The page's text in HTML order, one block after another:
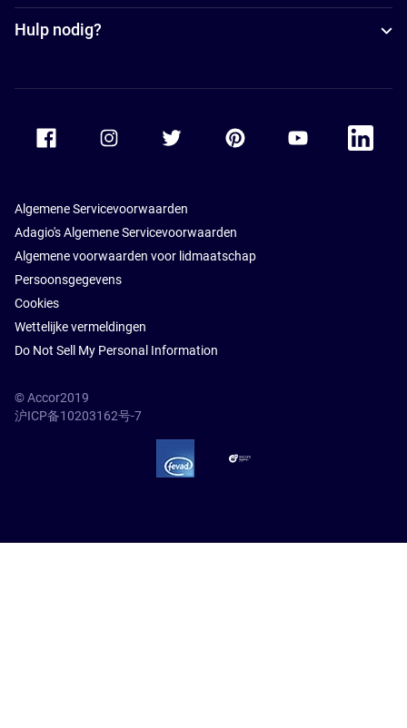
Hulp nodig?
Accor Facebook Accor TwitterAccor PinterestAccor Youtube
Accor
Algemene Servicevoorwaarden
Adagio's Algemene Servicevoorwaarden
Algemene voorwaarden voor lidmaatschap
Persoonsgegevens
Cookies
Wettelijke vermeldingen
Do Not Sell My Personal Information
© Accor2019
沪ICP备10203162号-7